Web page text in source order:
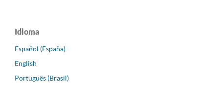
Idioma
Español (España)
English
Português (Brasil)